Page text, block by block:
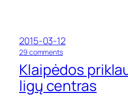
s
l
g
ų
c
2015-03-12
29 commentso
K
l
a
Klaipėdos
ligų centras